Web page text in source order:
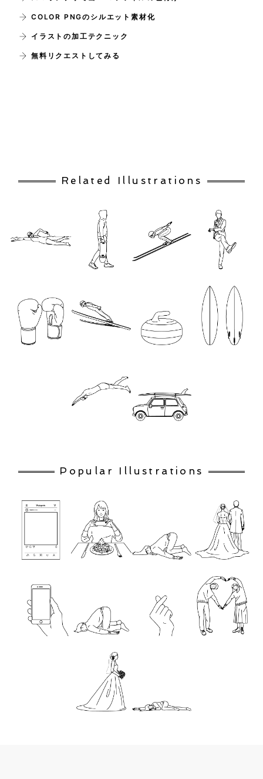
COLOR PNGのシルエット素材化
イラストの加工テクニック
無料リクエストしてみる
Related Illustrations
Popular Illustrations